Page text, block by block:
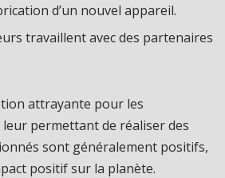
d’un nouvel appareil.
travaillent avec des partenaires
attrayante pour les
permettant de réaliser des
sont généralement positifs,
positif sur la planète.